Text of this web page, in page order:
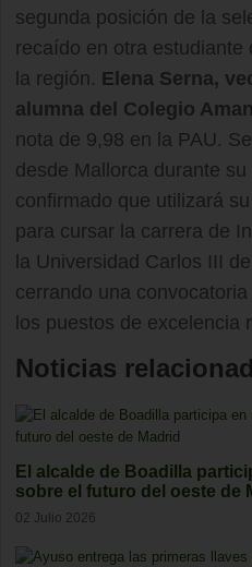
segunda posición de la
recaído en otra estudiante
la región. Elena Serna,
alumna del Colegio
nota de 9,98 en la PAU.
desde Mallorca durante
confirmado que utilizará
para cursar la carrera de
la Universidad Carlos III
cerrando una
los puestos de excelencia
Noticias
El alcalde de Boadilla
sobre el futuro del oeste de
02 Julio 2026